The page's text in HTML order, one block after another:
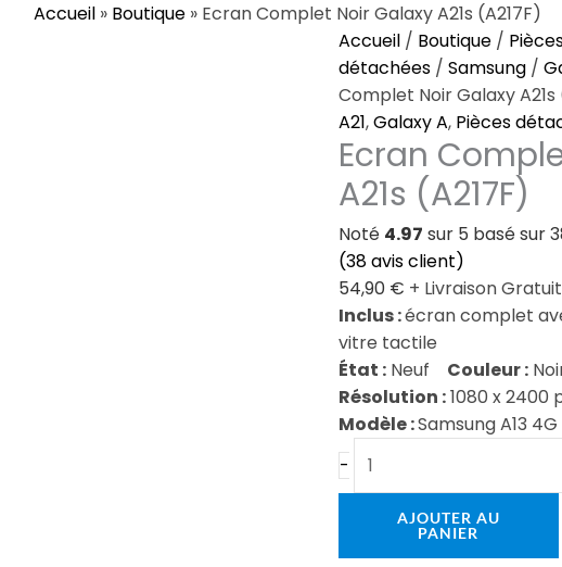
Accueil» Boutique» Ecran Complet Noir Galaxy A21s (A217F)
Accueil / Boutique /
détachées /Samsung /
Complet Noir Galaxy A21s
A21,Galaxy A, Pièces
Ecran
A21s (A217F)
Noté 4.97 sur 5 basé sur
(38avis client)
54,90 € + Livraison
Inclus :écran complet
vitre tactile
État : Neuf Couleur :
Résolution :1080 x 2400
Modèle :Samsung A13
-
quantité
de
Ecran
Complet
Noir
Galaxy
A21s
(A217F)
AJOUTER AU
PANIER